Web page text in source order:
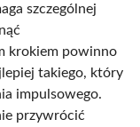
szczególnej
krokiem powinno
takiego, który
impulsowego.
przywrócić